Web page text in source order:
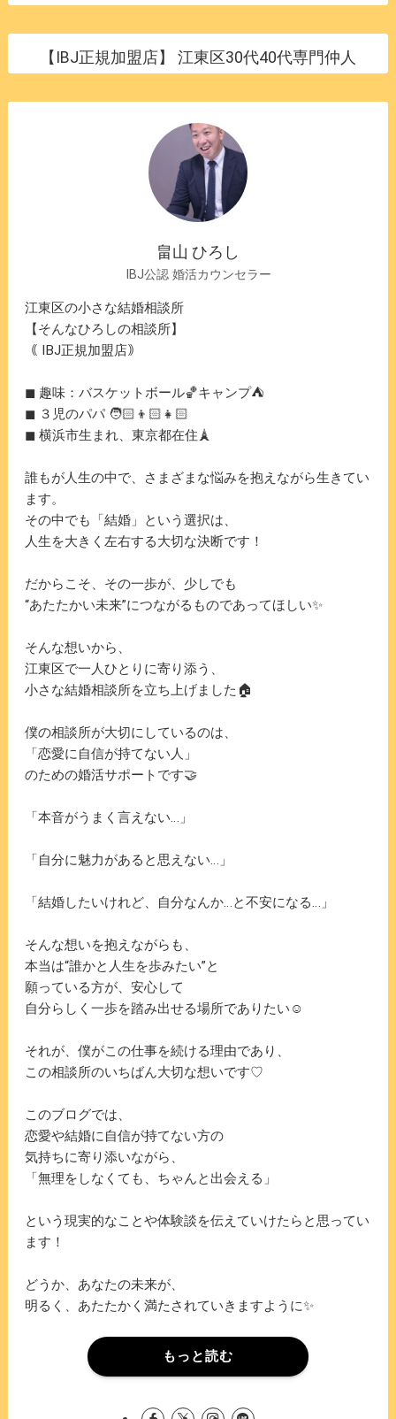
【IBJ正規加盟店】 江東区30代40代専門仲人
畠⼭ ひろし
IBJ公認 婚活カウンセラー
江東区の小さな結婚相談所
【そんなひろしの相談所】
｟ IBJ正規加盟店｠
◼︎ 趣味：バスケットボール🏀キャンプ⛺️
◼︎ ３児のパパ 🧑🏻👦🏻👧🏻
◼︎ 横浜市生まれ、東京都在住🗼
誰もが人生の中で、さまざまな悩みを抱えながら生きてい
ます。
その中でも「結婚」という選択は、
人生を大きく左右する大切な決断です！
だからこそ、その一歩が、少しでも
“あたたかい未来”につながるものであってほしい✨
そんな想いから、
江東区で一人ひとりに寄り添う、
小さな結婚相談所を立ち上げました🏠
僕の相談所が大切にしているのは、
「恋愛に自信が持てない人」
のための婚活サポートです🤝
「本音がうまく言えない…」
「自分に魅力があると思えない…」
「結婚したいけれど、自分なんか…と不安になる…」
そんな想いを抱えながらも、
本当は“誰かと人生を歩みたい”と
願っている方が、安心して
自分らしく一歩を踏み出せる場所でありたい☺️
それが、僕がこの仕事を続ける理由であり、
この相談所のいちばん大切な想いです♡
このブログでは、
恋愛や結婚に自信が持てない方の
気持ちに寄り添いながら、
「無理をしなくても、ちゃんと出会える」
という現実的なことや体験談を伝えていけたらと思ってい
ます！
どうか、あなたの未来が、
明るく、あたたかく満たされていきますように✨
もっと読む